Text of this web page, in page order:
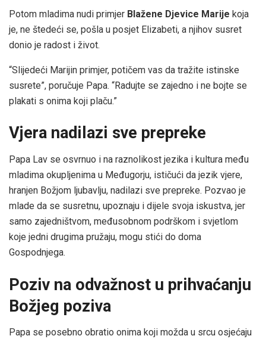
Potom mladima nudi primjer Blažene Djevice Marije koja
je, ne štedeći se, pošla u posjet Elizabeti, a njihov susret
donio je radost i život.
“Slijedeći Marijin primjer, potičem vas da tražite istinske
susrete”, poručuje Papa. “Radujte se zajedno i ne bojte se
plakati s onima koji plaču.”
Vjera nadilazi sve prepreke
Papa Lav se osvrnuo i na raznolikost jezika i kultura među
mladima okupljenima u Međugorju, ističući da jezik vjere,
hranjen Božjom ljubavlju, nadilazi sve prepreke. Pozvao je
mlade da se susretnu, upoznaju i dijele svoja iskustva, jer
samo zajedništvom, međusobnom podrškom i svjetlom
koje jedni drugima pružaju, mogu stići do doma
Gospodnjega.
Poziv na odvažnost u prihvaćanju
Božjeg poziva
Papa se posebno obratio onima koji možda u srcu osjećaju